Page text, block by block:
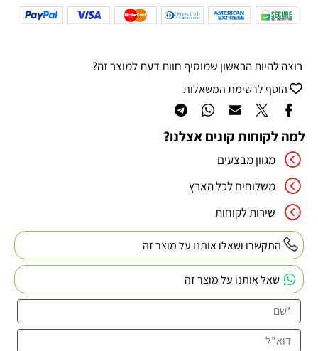
רוצה להיות הראשון שמוסיף חוות דעת למוצר זה?
הוסף לרשימת המשאלות
למה לקוחות קונים אצלנו?
מגוון מבצעים
משלוחים לכל הארץ
שירות לקוחות
התקשרו ושאלו אותנו על מוצר זה
שאל אותנו על מוצר זה